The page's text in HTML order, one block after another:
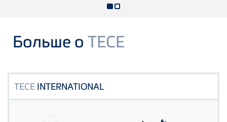
Больше о TECE
TECE INTERNATIONAL